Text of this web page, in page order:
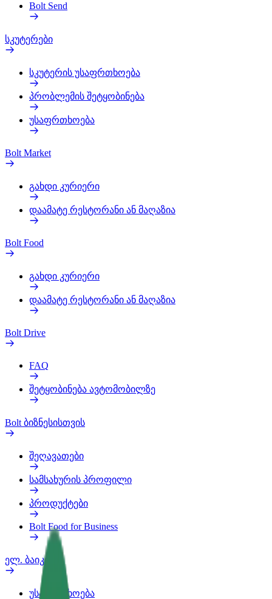
Bolt Send
სკუტერები
სკუტერის უსაფრთხოება
პრობლემის შეტყობინება
უსაფრთხოება
Bolt Market
გახდი კურიერი
დაამატე რესტორანი ან მაღაზია
Bolt Food
გახდი კურიერი
დაამატე რესტორანი ან მაღაზია
Bolt Drive
FAQ
შეტყობინება ავტომობილზე
Bolt ბიზნესისთვის
შეღავათები
სამსახურის პროფილი
პროდუქტები
Bolt Food for Business
ელ. ბაიკი
უსაფრთხოება